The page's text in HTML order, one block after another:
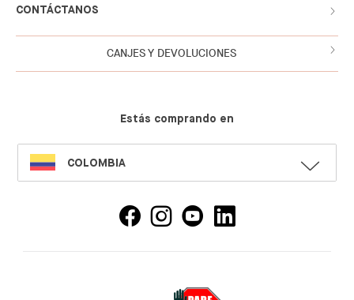
CONTÁCTANOS
CANJES Y DEVOLUCIONES
Estás comprando en
SELECT
LANGUAGE
COLOMBIA